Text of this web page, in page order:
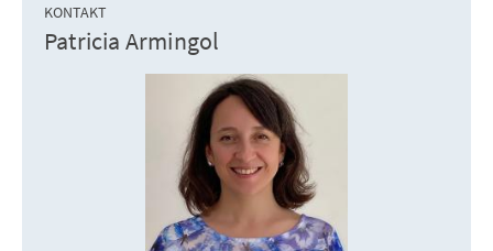
KONTAKT
Patricia Armingol